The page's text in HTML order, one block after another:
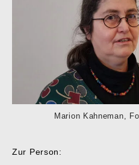
Marion Kahneman,
Zur Person: